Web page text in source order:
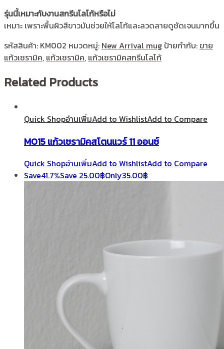
รุ่นนี้เหมาะกับงานสกรีนโลโก้หรือไม่
เหมาะ เพราะพื้นผิวสีขาวมันช่วยให้โลโก้และลวดลายดูชัดเจนมากขึ้น
รหัสสินค้า: KM002 หมวดหมู่: New Arrival mug ป้ายกำกับ: ขาย
แก้วเซรามิค, แก้วเซรามิค, แก้วเซรามิคสกรีนโลโก้
Related Products
Quick Shopอ่านเพิ่มAdd to WishlistAdd to Compare
M015 แก้วเซรามิคสโตนแวร์ 11 ออนซ์
Quick Shopอ่านเพิ่มAdd to WishlistAdd to Compare
Save41.7%Save 25.00฿Only35.00฿